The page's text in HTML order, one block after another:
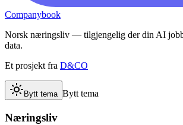
Companybook
Norsk næringsliv — tilgjengelig der din AI
data.
Et prosjekt fra D&CO
Bytt tema Bytt tema
Næringsliv